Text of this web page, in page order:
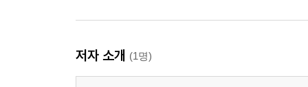
저자 소개 (1명)